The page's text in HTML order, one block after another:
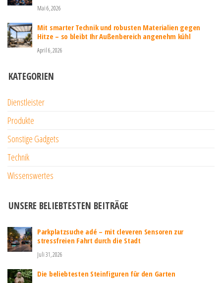
Mai 6, 2026
Mit smarter Technik und robusten Materialien gegen
Hitze – so bleibt Ihr Außenbereich angenehm kühl
April 6, 2026
KATEGORIEN
Dienstleister
Produkte
Sonstige Gadgets
Technik
Wissenswertes
UNSERE BELIEBTESTEN BEITRÄGE
Parkplatzsuche adé – mit cleveren Sensoren zur
stressfreien Fahrt durch die Stadt
Juli 31, 2026
Die beliebtesten Steinfiguren für den Garten